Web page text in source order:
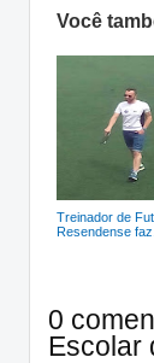
Você
Treinador de
Resendense
0
Escolar